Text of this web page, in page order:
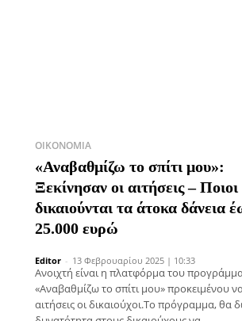
ΟΙΚΟΝΟΜΊΑ
«Αναβαθμίζω το σπίτι μου»:
Ξεκίνησαν οι αιτήσεις – Ποιοι
δικαιούνται τα άτοκα δάνεια
25.000 ευρώ
Editor - 13 Φεβρουαρίου 2025 | 10:33
Ανοιχτή είναι η πλατφόρμα του
«Αναβαθμίζω το σπίτι μου» προκειμένου
αιτήσεις οι δικαιούχοι.Το πρόγραμμα, θα